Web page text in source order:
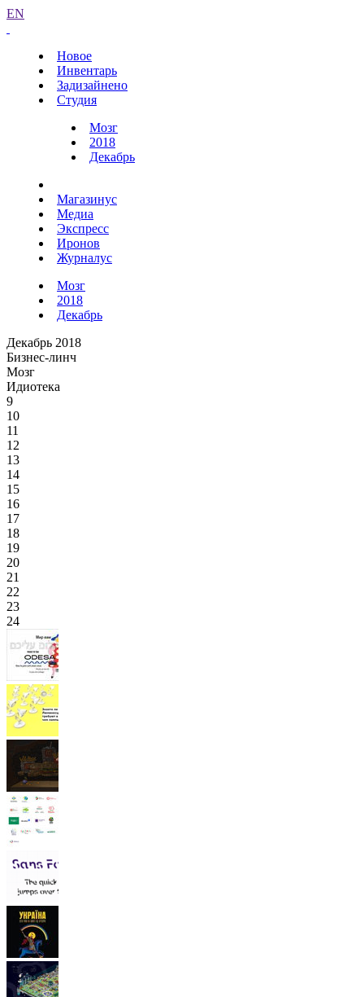
EN
Новое
Инвентарь
Задизайнено
Студия
Мозг
2018
Декабрь
Магазинус
Медиа
Экспресс
Иронов
Журналус
Мозг
2018
Декабрь
Декабрь 2018
Бизнес-линч
Мозг
Идиотека
9
10
11
12
13
14
15
16
17
18
19
20
21
22
23
24